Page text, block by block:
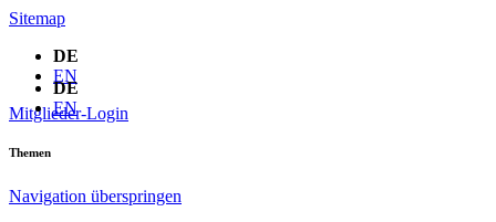
Sitemap
DE
EN
Mitglieder-Login
DE
EN
Themen
Navigation überspringen